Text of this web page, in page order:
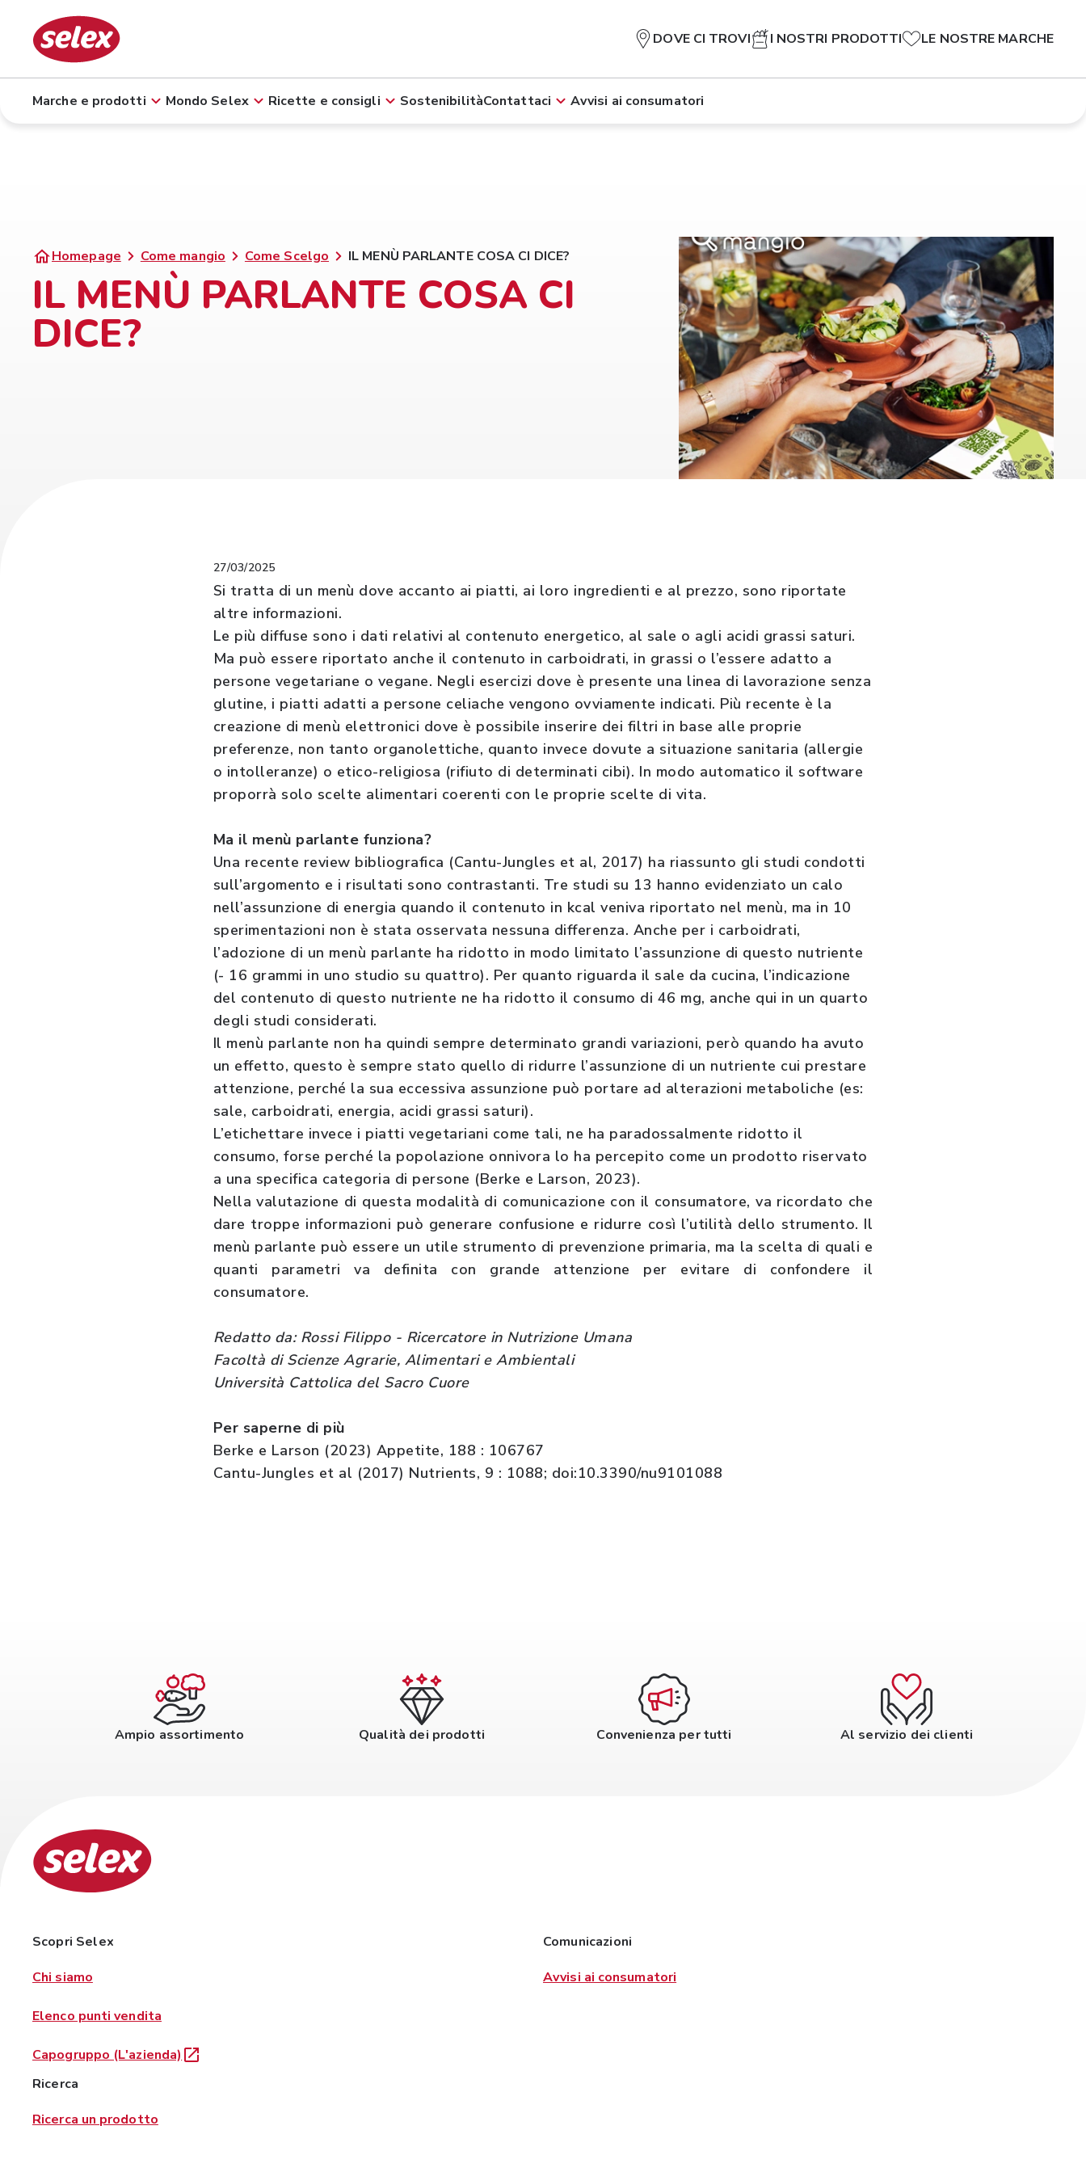
DOVE CI TROVI I NOSTRI PRODOTTI LE NOSTRE MARCHE
Marche e prodotti Mondo Selex Ricette e consigli SostenibilitàContattaci Avvisi ai consumatori
Homepage Come mangio Come Scelgo IL MENÙ PARLANTE COSA CI DICE?
IL MENÙ PARLANTE COSA CI
DICE?
27/03/2025
Si tratta di un menù dove accanto ai piatti, ai loro ingredienti e al prezzo, sono riportate
altre informazioni.
Le più diffuse sono i dati relativi al contenuto energetico, al sale o agli acidi grassi saturi.
Ma può essere riportato anche il contenuto in carboidrati, in grassi o l’essere adatto a
persone vegetariane o vegane. Negli esercizi dove è presente una linea di lavorazione senza
glutine, i piatti adatti a persone celiache vengono ovviamente indicati. Più recente è la
creazione di menù elettronici dove è possibile inserire dei filtri in base alle proprie
preferenze, non tanto organolettiche, quanto invece dovute a situazione sanitaria (allergie
o intolleranze) o etico-religiosa (rifiuto di determinati cibi). In modo automatico il software
proporrà solo scelte alimentari coerenti con le proprie scelte di vita.
Ma il menù parlante funziona?
Una recente review bibliografica (Cantu-Jungles et al, 2017) ha riassunto gli studi condotti
sull’argomento e i risultati sono contrastanti. Tre studi su 13 hanno evidenziato un calo
nell’assunzione di energia quando il contenuto in kcal veniva riportato nel menù, ma in 10
sperimentazioni non è stata osservata nessuna differenza. Anche per i carboidrati,
l’adozione di un menù parlante ha ridotto in modo limitato l’assunzione di questo nutriente
(- 16 grammi in uno studio su quattro). Per quanto riguarda il sale da cucina, l’indicazione
del contenuto di questo nutriente ne ha ridotto il consumo di 46 mg, anche qui in un quarto
degli studi considerati.
Il menù parlante non ha quindi sempre determinato grandi variazioni, però quando ha avuto
un effetto, questo è sempre stato quello di ridurre l’assunzione di un nutriente cui prestare
attenzione, perché la sua eccessiva assunzione può portare ad alterazioni metaboliche (es:
sale, carboidrati, energia, acidi grassi saturi).
L’etichettare invece i piatti vegetariani come tali, ne ha paradossalmente ridotto il
consumo, forse perché la popolazione onnivora lo ha percepito come un prodotto riservato
a una specifica categoria di persone (Berke e Larson, 2023).
Nella valutazione di questa modalità di comunicazione con il consumatore, va ricordato che
dare troppe informazioni può generare confusione e ridurre così l’utilità dello strumento. Il
menù parlante può essere un utile strumento di prevenzione primaria, ma la scelta di quali e
quanti parametri va definita con grande attenzione per evitare di confondere il
consumatore.
Redatto da: Rossi Filippo - Ricercatore in Nutrizione Umana
Facoltà di Scienze Agrarie, Alimentari e Ambientali
Università Cattolica del Sacro Cuore
Per saperne di più
Berke e Larson (2023) Appetite, 188 : 106767
Cantu-Jungles et al (2017) Nutrients, 9 : 1088; doi:10.3390/nu9101088
Ampio assortimento Qualità dei prodotti Convenienza per tutti Al servizio dei clienti
Scopri Selex
Chi siamo
Elenco punti vendita
Capogruppo (L'azienda)
Comunicazioni
Avvisi ai consumatori
Ricerca
Ricerca un prodotto